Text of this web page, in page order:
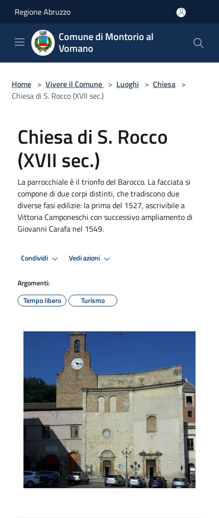
Regione Abruzzo
Comune di Montorio al
Vomano
Home > Vivere il Comune > Luoghi > Chiesa >
Chiesa di S. Rocco (XVII sec.)
Chiesa di S. Rocco
(XVII sec.)
La parrocchiale è il trionfo del Barocco. La facciata si
compone di due corpi distinti, che tradiscono due
diverse fasi edilizie: la prima del 1527, ascrivibile a
Vittoria Camponeschi con successivo ampliamento di
Giovanni Carafa nel 1549.
Condividi Vedi azioni
Argomenti:
Tempo libero
Turismo